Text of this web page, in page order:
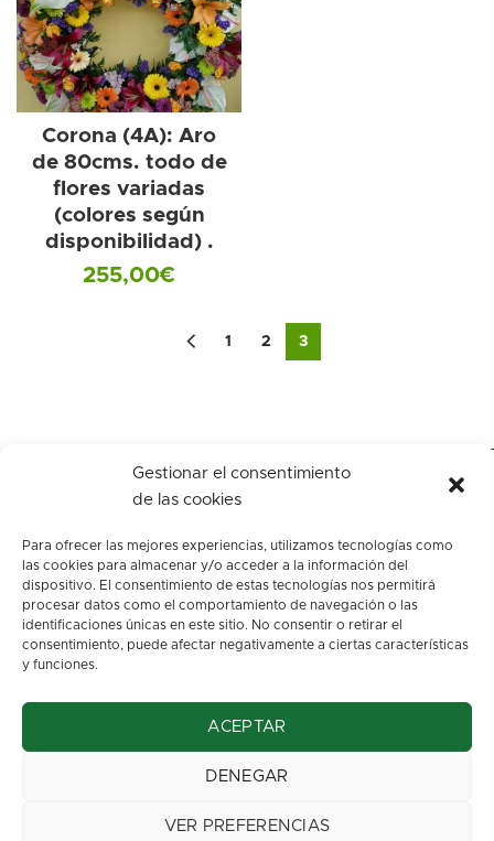
Gestionar el consentimiento
de las cookies
Para ofrecer las mejores experiencias, utilizamos tecnologías como
las cookies para almacenar y/o acceder a la información del
dispositivo. El consentimiento de estas tecnologías nos permitirá
procesar datos como el comportamiento de navegación o las
identificaciones únicas en este sitio. No consentir o retirar el
consentimiento, puede afectar negativamente a ciertas características
y funciones.
ACEPTAR
DENEGAR
VER PREFERENCIAS
Corona (4A): Aro
de 80cms. todo de
flores variadas
(colores según
disponibilidad) .
255,00€
1 2 3
c/ Los arenales, s/n.
Oviedo. Asturias
info@floresbegona.es
Teléfono: 985 22 45 63
Política de privacidad